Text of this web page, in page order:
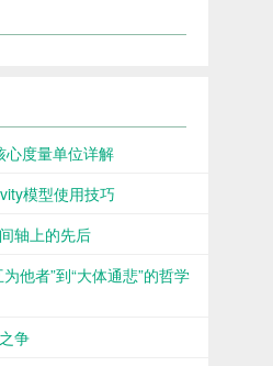
心度量单位详解
模型使用技巧
轴上的先后
他者”到“大体通悲”的哲学
争